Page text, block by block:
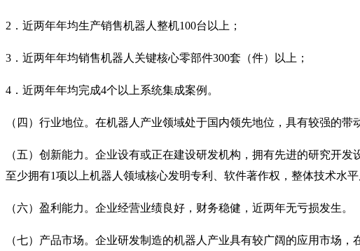
2．近两年年均生产销售机器人整机100台以上；
3．近两年年均销售机器人关键核心零部件300套（件）以上；
4．近两年年均完成4个以上系统集成案例。
（四）行业地位。在机器人产业领域处于国内领先地位，具有较强的
（五）创新能力。企业设有或正在建设研发机构，拥有先进的研究开
至少拥有1项以上机器人领域核心发明专利、软件著作权，整体技术水平
（六）盈利能力。企业经营业绩良好，财务稳健，近两年无亏损发生。
（七）产品市场。企业研发制造的机器人产业具有较广阔的应用市场